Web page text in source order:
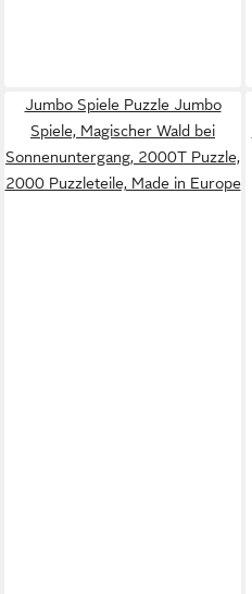
Jumbo Spiele Puzzle Jumbo
Spiele, Magischer Wald bei
Sonnenuntergang, 2000T Puzzle,
2000 Puzzleteile, Made in Europe